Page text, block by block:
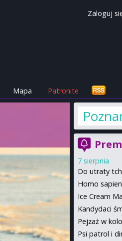
Zaloguj
Mapa Patronite
7 sierpnia
Do utraty
Homo
Ice Cream
Kandydaci
Pejzaż w
Psi patrol i